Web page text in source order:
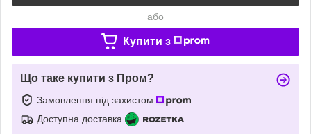
або
Купити з
Що таке купити з Пром?
Замовлення під захистом
Доступна доставка